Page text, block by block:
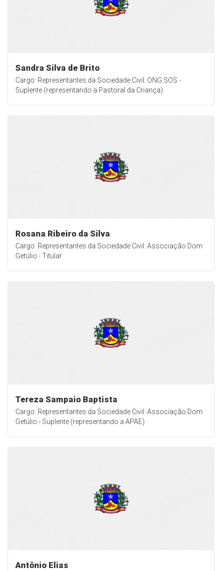
Sandra Silva de Brito
Cargo: Representantes da Sociedade Civil: ONG SOS -
Suplente (representando a Pastoral da Criança)
Rosana Ribeiro da Silva
Cargo: Representantes da Sociedade Civil: Associação Dom
Getúlio - Titular
Tereza Sampaio Baptista
Cargo: Representantes da Sociedade Civil: Associação Dom
Getúlio - Suplente (representando a APAE)
Antônio Elias